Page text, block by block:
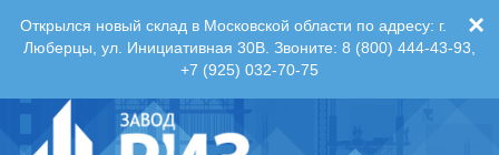
×
Открылся новый склад в Московской области по адресу: г.
Люберцы, ул. Инициативная 30В. Звоните: 8 (800) 444-43-93,
+7 (925) 032-70-75